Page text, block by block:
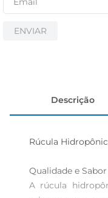
ENVIAR
Descrição
Rúcula
Qualidade e
A rúcula